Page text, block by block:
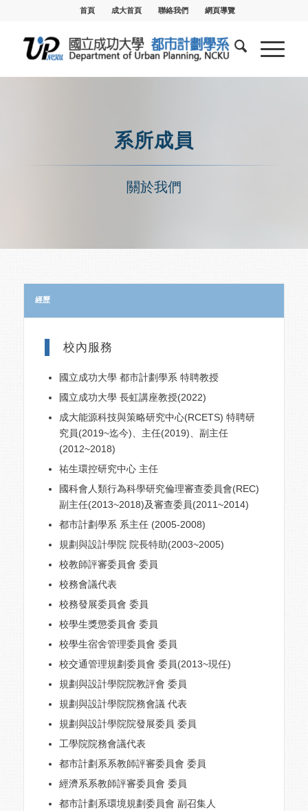
首頁 成大首頁 聯絡我們 網頁導覽
系所成員
關於我們
經歷
校內服務
國立成功大學 都市計劃學系 特聘教授
國立成功大學 長虹講座教授(2022)
成大能源科技與策略研究中心(RCETS) 特聘研
究員(2019~迄今)、主任(2019)、副主任
(2012~2018)
祐生環控研究中心 主任
國科會人類行為科學研究倫理審查委員會(REC)
副主任(2013~2018)及審查委員(2011~2014)
都市計劃學系 系主任 (2005-2008)
規劃與設計學院 院長特助(2003~2005)
校教師評審委員會 委員
校務會議代表
校務發展委員會 委員
校學生獎懲委員會 委員
校學生宿舍管理委員會 委員
校交通管理規劃委員會 委員(2013~現任)
規劃與設計學院院教評會 委員
規劃與設計學院院務會議 代表
規劃與設計學院院發展委員 委員
工學院院務會議代表
都市計劃系系教師評審委員會 委員
經濟系系教師評審委員會 委員
都市計劃系環境規劃委員會 副召集人